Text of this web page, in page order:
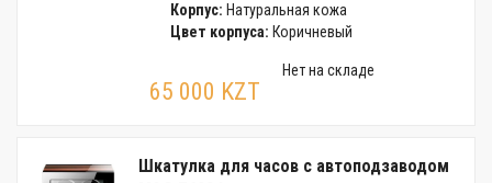
Корпус: Натуральная кожа
Цвет корпуса: Коричневый
65 000 KZT
Нет на складе
Шкатулка для часов с автоподзаводом